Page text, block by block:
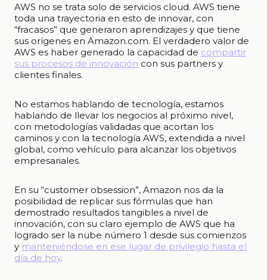
AWS no se trata solo de servicios cloud. AWS tiene
toda una trayectoria en esto de innovar, con
“fracasos” que generaron aprendizajes y que tiene
sus orígenes en Amazon.com. El verdadero valor de
AWS es haber generado la capacidad de compartir
sus procesos de innovación con sus partners y
clientes finales.
No estamos hablando de tecnología, estamos
hablando de llevar los negocios al próximo nivel,
con metodologías validadas que acortan los
caminos y con la tecnología AWS, extendida a nivel
global, como vehículo para alcanzar los objetivos
empresariales.
En su “customer obsession”, Amazon nos da la
posibilidad de replicar sus fórmulas que han
demostrado resultados tangibles a nivel de
innovación, con su claro ejemplo de AWS que ha
logrado ser la nube número 1 desde sus comienzos
y manteniéndose en ese lugar de privilegio hasta el
día de hoy.